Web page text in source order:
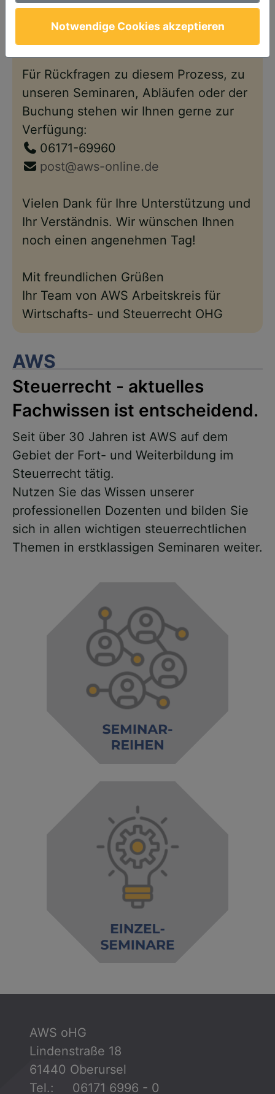
wie gewohnt – nun im neuen Design –
wieder zur Verfügung.
Für Rückfragen zu diesem Prozess, zu
unseren Seminaren, Abläufen oder der
Buchung stehen wir Ihnen gerne zur
Verfügung:
06171-69960
post@aws-online.de
Vielen Dank für Ihre Unterstützung und
Ihr Verständnis. Wir wünschen Ihnen
noch einen angenehmen Tag!
Mit freundlichen Grüßen
Ihr Team von AWS Arbeitskreis für
Wirtschafts- und Steuerrecht OHG
AWS
Steuerrecht - aktuelles
Fachwissen ist entscheidend.
Seit über 30 Jahren ist AWS auf dem
Gebiet der Fort- und Weiterbildung im
Steuerrecht tätig.
Nutzen Sie das Wissen unserer
professionellen Dozenten und bilden Sie
sich in allen wichtigen steuerrechtlichen
Themen in erstklassigen Seminaren weiter.
AWS oHG
Lindenstraße 18
61440 Oberursel
Tel.: 06171 6996 - 0
Notwendige Cookies akzeptieren